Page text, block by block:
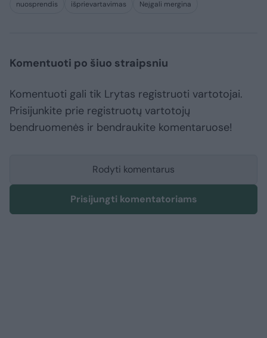
nuosprendis išprievartavimas Neįgali mergina
Komentuoti po šiuo straipsniu
Komentuoti gali tik Lrytas registruoti vartotojai.
Prisijunkite prie registruotų vartotojų
bendruomenės ir bendraukite komentaruose!
Rodyti komentarus
Prisijungti komentatoriams